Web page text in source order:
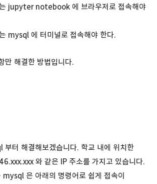
jupyter notebook 에 브라우저로 접속해야
mysql 에 터미널로 접속해야 한다.
만 해결한 방법입니다.
부터 해결해보겠습니다. 학교 내에 위치한
와 같은 IP 주소를 가지고 있습니다.
mysql 은 아래의 명령어로 쉽게 접속이